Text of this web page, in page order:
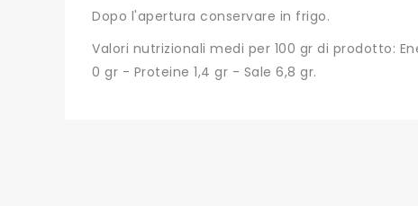
Dopo l'apertura conservare in frigo.
Valori nutrizionali medi per 100 gr di prodotto:
0 gr - Proteine 1,4 gr - Sale 6,8 gr.